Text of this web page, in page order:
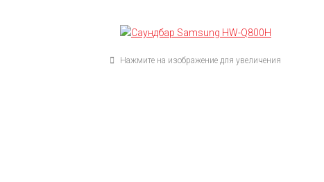
Нажмите на изображение для увеличения